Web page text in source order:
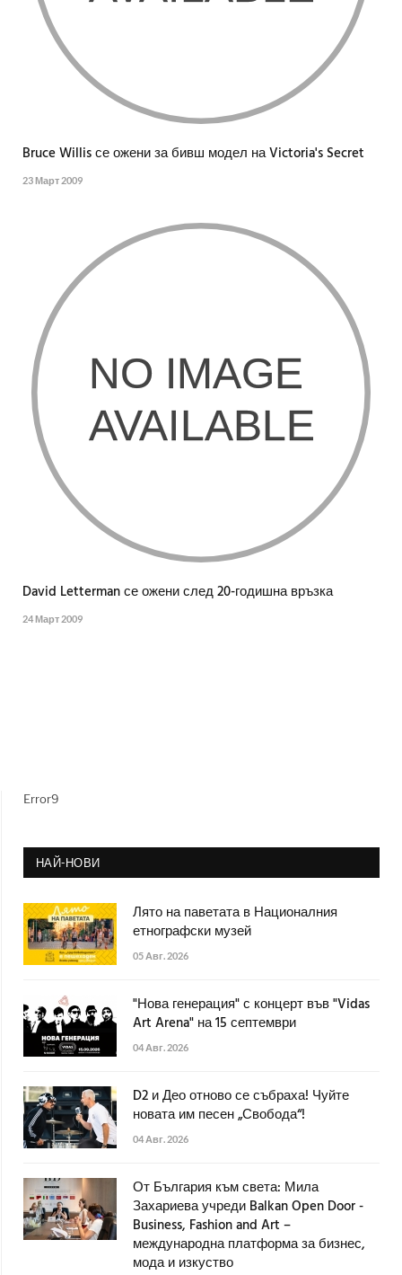
Bruce Willis се ожени за бивш модел на Victoria's Secret
23 Март 2009
David Letterman се ожени след 20-годишна връзка
24 Март 2009
Error9
НАЙ-НОВИ
Лято на паветата в Националния
етнографски музей
05 Авг. 2026
"Нова генерация" с концерт във "Vidas
Art Arena" на 15 септември
04 Авг. 2026
D2 и Део отново се събраха! Чуйте
новата им песен „Свобода“!
04 Авг. 2026
От България към света: Мила
Захариева учреди Balkan Open Door -
Business, Fashion and Art –
международна платформа за бизнес,
мода и изкуство